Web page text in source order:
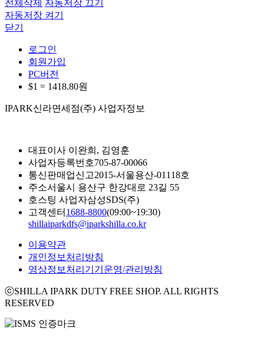
전체삭제 자동저장 끄기
자동저장 켜기
닫기
로그인
회원가입
PC버전
$1 = 1418.80원
IPARK신라면세점(주) 사업자정보
대표이사 이완희, 김영훈
사업자등록번호705-87-00066
통신판매업신고2015-서울용산-01118호
주소서울시 용산구 한강대로 23길 55
호스팅 사업자삼성SDS(주)
고객센터 1688-8800(09:00~19:30)
shillaiparkdfs@iparkshilla.co.kr
이용약관
개인정보처리방침
영상정보처리기기운영/관리방침
ⓒSHILLA IPARK DUTY FREE SHOP. ALL RIGHTS
RESERVED